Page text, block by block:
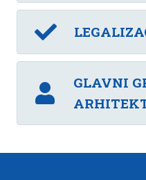
GLAVNI